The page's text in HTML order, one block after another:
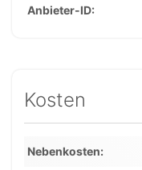
Anbieter-ID
Kosten
Nebenkosten